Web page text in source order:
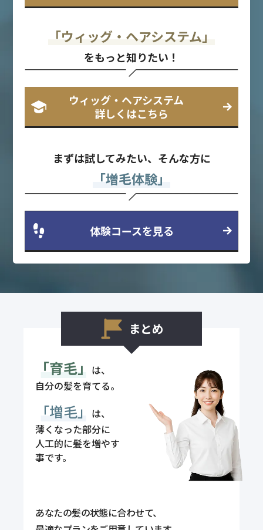
「ウィッグ・ヘアシステム」
をもっと知りたい！
ウィッグ・ヘアシステム
詳しくはこちら
まずは試してみたい、そんな方に
「増毛体験」
体験コースを見る
まとめ
「育毛」
は、
自分の髪を育てる。
「増毛」
は、
薄くなった部分に
人工的に髪を増やす
事です。
あなたの髪の状態に合わせて、